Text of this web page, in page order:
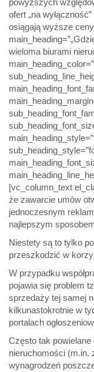
powyższych
ofert „na
osiągają wyższe
wieloma biurami
[vc_column_text
że zawarcie umów
jednoczesnym
najlepszym
Niestety są to tylko
przeszkodzić w
W przypadku
pojawia się problem
sprzedaży tej samej
kilkunastokrotnie w
portalach
Często tak powielane
nieruchomości (m.in.
wynagrodzeń